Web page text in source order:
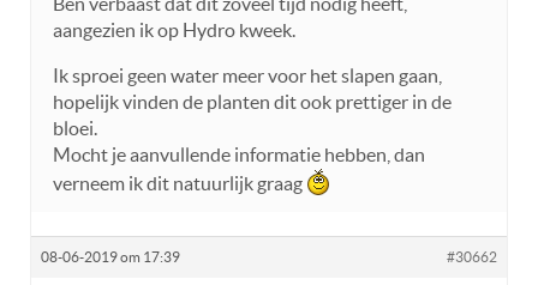
aangezien ik op Hydro kweek.
Ik sproei geen water meer voor het slapen gaan,
hopelijk vinden de planten dit ook prettiger in de
bloei.
Mocht je aanvullende informatie hebben, dan
verneem ik dit natuurlijk graag
08-06-2019 om 17:39 #30662